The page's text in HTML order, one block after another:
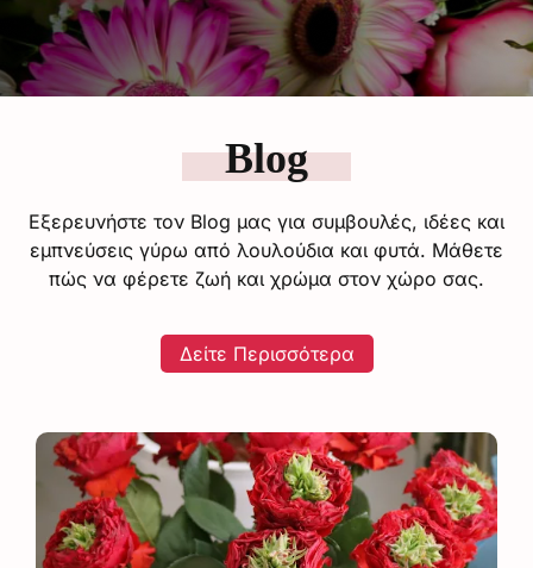
Blog
Εξερευνήστε τον Blog μας για συμβουλές, ιδέες και
εμπνεύσεις γύρω από λουλούδια και φυτά. Μάθετε
πώς να φέρετε ζωή και χρώμα στον χώρο σας.
Δείτε Περισσότερα